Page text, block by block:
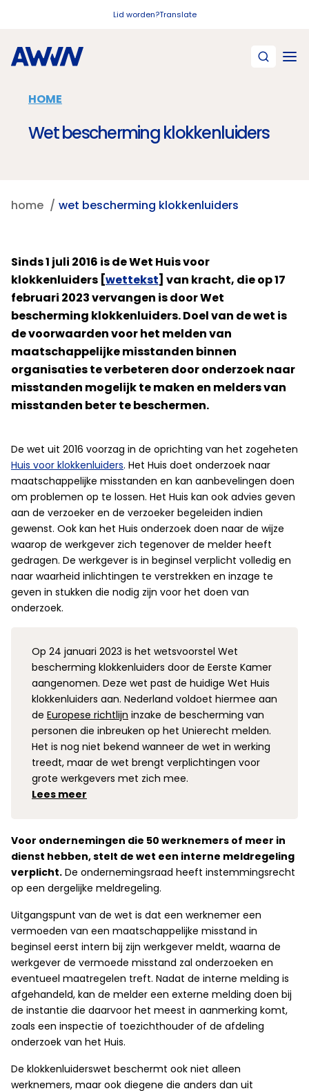
Lid worden?Translate
HOME
Wet bescherming klokkenluiders
home wet bescherming klokkenluiders
Sinds 1 juli 2016 is de Wet Huis voor
klokkenluiders [wettekst] van kracht, die op 17
februari 2023 vervangen is door Wet
bescherming klokkenluiders. Doel van de wet is
de voorwaarden voor het melden van
maatschappelijke misstanden binnen
organisaties te verbeteren door onderzoek naar
misstanden mogelijk te maken en melders van
misstanden beter te beschermen.
De wet uit 2016 voorzag in de oprichting van het zogeheten
Huis voor klokkenluiders. Het Huis doet onderzoek naar
maatschappelijke misstanden en kan aanbevelingen doen
om problemen op te lossen. Het Huis kan ook advies geven
aan de verzoeker en de verzoeker begeleiden indien
gewenst. Ook kan het Huis onderzoek doen naar de wijze
waarop de werkgever zich tegenover de melder heeft
gedragen. De werkgever is in beginsel verplicht volledig en
naar waarheid inlichtingen te verstrekken en inzage te
geven in stukken die nodig zijn voor het doen van
onderzoek.
Op 24 januari 2023 is het wetsvoorstel Wet
bescherming klokkenluiders door de Eerste Kamer
aangenomen. Deze wet past de huidige Wet Huis
klokkenluiders aan. Nederland voldoet hiermee aan
de Europese richtlijn inzake de bescherming van
personen die inbreuken op het Unierecht melden.
Het is nog niet bekend wanneer de wet in werking
treedt, maar de wet brengt verplichtingen voor
grote werkgevers met zich mee.
Lees meer
Voor ondernemingen die 50 werknemers of meer in
dienst hebben, stelt de wet een interne meldregeling
verplicht. De ondernemingsraad heeft instemmingsrecht
op een dergelijke meldregeling.
Uitgangspunt van de wet is dat een werknemer een
vermoeden van een maatschappelijke misstand in
beginsel eerst intern bij zijn werkgever meldt, waarna de
werkgever de vermoede misstand zal onderzoeken en
eventueel maatregelen treft. Nadat de interne melding is
afgehandeld, kan de melder een externe melding doen bij
de instantie die daarvoor het meest in aanmerking komt,
zoals een inspectie of toezichthouder of de afdeling
onderzoek van het Huis.
De klokkenluiderswet beschermt ook niet alleen
werknemers, maar ook diegene die anders dan uit